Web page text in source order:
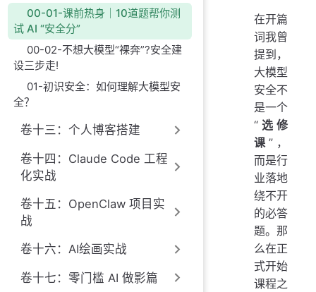
00-01-课前热身｜10道题帮你测
试 AI “安全分”
00-02-不想大模型“裸奔”?安全建
设三步走!
01-初识安全：如何理解大模型安
全？
卷十三：个人博客搭建
卷十四：Claude Code 工程
化实战
卷十五：OpenClaw 项目实
战
卷十六：AI绘画实战
卷十七：零门槛 AI 做影篇
在开篇
词我曾
提到，
大模型
安全不
是一个
“ 选修
课 ”，
而是行
业落地
绕不开
的必答
题。那
么在正
式开始
课程之